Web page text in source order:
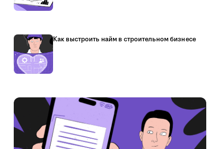
Как выстроить найм в строительном бизнесе